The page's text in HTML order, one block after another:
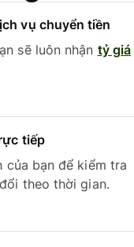
vụ chuyển tiền
sẽ luôn nhận tỷ giá
tiếp
của bạn để kiểm tra
theo thời gian.